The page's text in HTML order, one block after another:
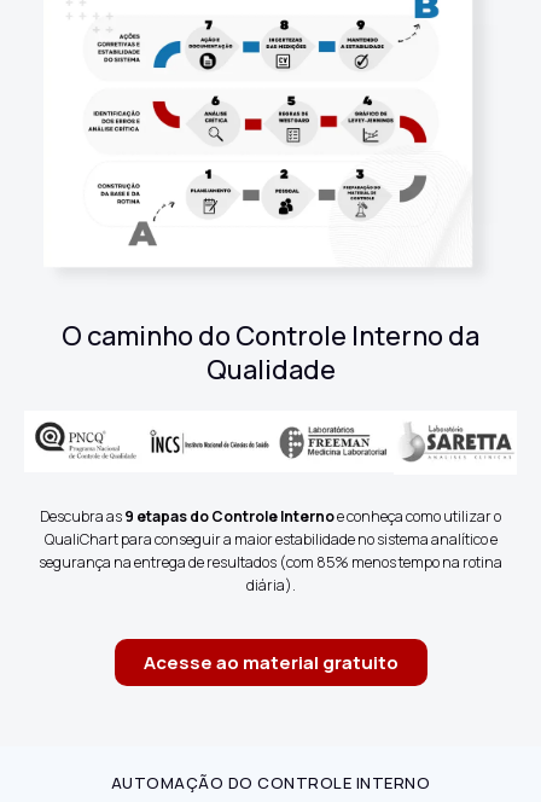
O caminho do Controle Interno da
Qualidade
Descubra as9 etapas do Controle Internoe conheça como utilizar o
QualiChart para conseguir a maior estabilidade no sistema analítico e
segurança na entrega de resultados (com 85% menos tempo na rotina
diária).
Acesse ao material gratuito
AUTOMAÇÃO DO CONTROLE INTERNO